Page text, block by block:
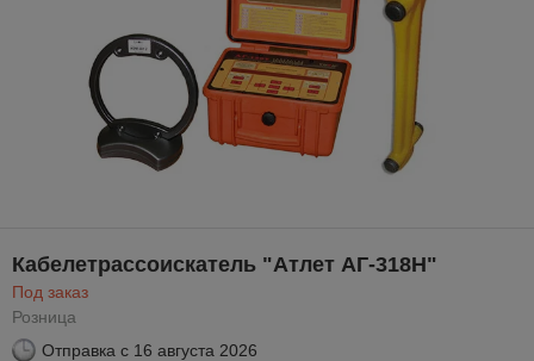
Кабелетрассоискатель "Атлет AГ-318Н"
Под заказ
Розница
Отправка с 16 августа 2026